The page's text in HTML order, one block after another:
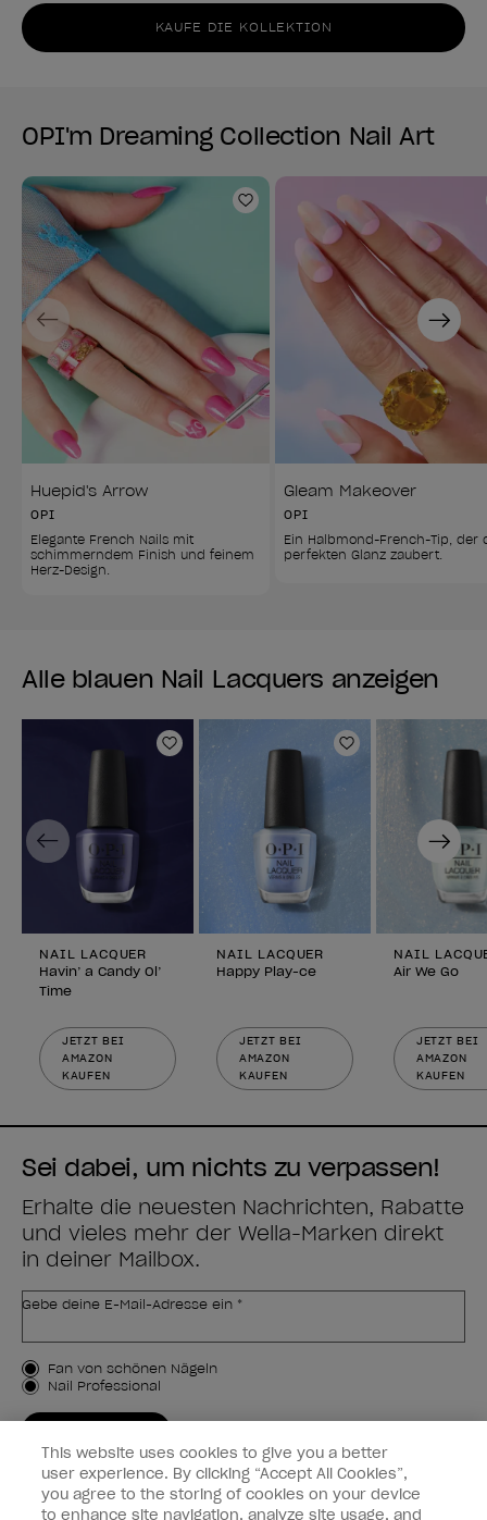
KAUFE DIE KOLLEKTION
OPI'm Dreaming Collection Nail Art
Zur Wunschliste
Huepid's Arrow
OPI
Elegante French Nails mit
schimmerndem Finish und feinem
Herz-Design.
Gleam Makeover
OPI
Ein Halbmond-French-Tip, der
perfekten Glanz zaubert.
Previous Next
Alle blauen Nail Lacquers anzeigen
Zur Wunschliste hinzufügen
NAIL LACQUER
Havin’ a Candy Ol’
Time
JETZT BEI
AMAZON
KAUFEN
Zur
NAIL LACQUER
Happy Play-ce
JETZT BEI
AMAZON
KAUFEN
NAIL
Air We Go
JETZT BEI
AMAZON
KAUFEN
Previous Next
Sei dabei, um nichts zu verpassen!
Erhalte die neuesten Nachrichten, Rabatte
und vieles mehr der Wella-Marken direkt
in deiner Mailbox.
Gebe deine E-Mail-Adresse ein *
Kundenart
Fan von schönen Nägeln
Nail Professional
Kundeninformationen
This website uses cookies to give you a better
user experience. By clicking “Accept All Cookies”,
you agree to the storing of cookies on your device
to enhance site navigation, analyze site usage, and